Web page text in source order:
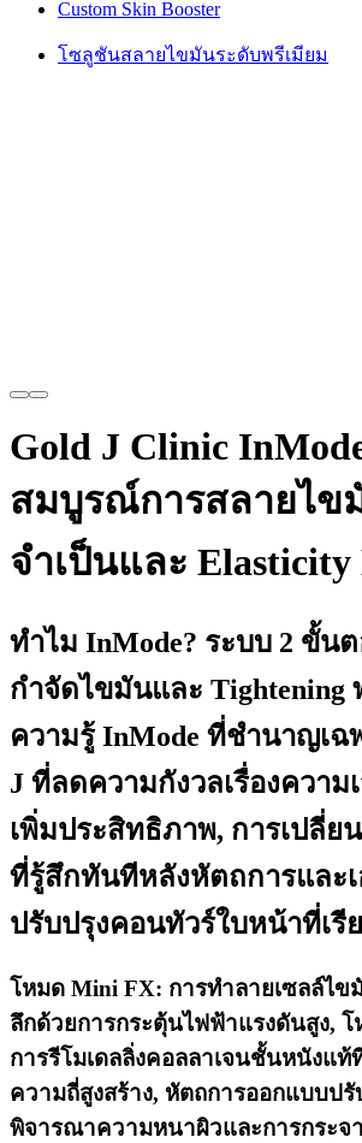
Custom Skin Booster
โซลูชันสลายไขมันระดับพรีเมียม
Gold J Clinic
สมบูรณ์การสลายไข
จำเป็นและ
ทำไม InMode? ระบบ 2 ขั้น
กำจัดไขมันและ Tightening
ความรู้ InMode ที่ชำนาญเฉ
J ที่ลดความกังวลเรื่องความ
เพิ่มประสิทธิภาพ, การเปลี่ย
ที่รู้สึกทันทีหลังหัตถการและ
ปรับปรุงคอนทัวร์ใบหน้าที่เรี
โหมด Mini FX: การทำลายเซลล์ไ
ลึกด้วยการกระตุ้นไฟฟ้าแรงดันสูง,
การรีโมเดลลิ่งคอลลาเจนชั้นหนังแ
ความถี่สูงสร้าง, หัตถการออกแบบปรั
พิจารณาความหนาผิวและการกระจ